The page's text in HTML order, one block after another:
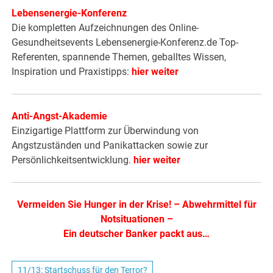
Lebensenergie-Konferenz
Die kompletten Aufzeichnungen des Online-
Gesundheitsevents Lebensenergie-Konferenz.de Top-
Referenten, spannende Themen, geballtes Wissen,
Inspiration und Praxistipps: hier weiter
Anti-Angst-Akademie
Einzigartige Plattform zur Überwindung von
Angstzuständen und Panikattacken sowie zur
Persönlichkeitsentwicklung. hier weiter
Vermeiden Sie Hunger in der Krise!– Abwehrmittel für
Notsituationen–
Ein deutscher Banker packt aus…
11/13: Startschuss für den Terror?